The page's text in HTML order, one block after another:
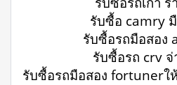
รับซื้อ camry
รับซื้อรถมือสอง
รับซื้อรถ crv จ่
รับซื้อรถมือสอง fortunerใ